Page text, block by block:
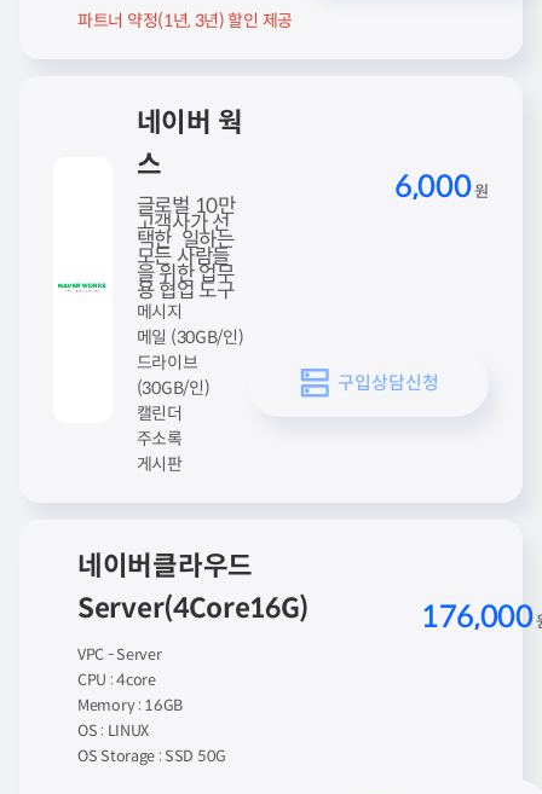
파트너 약정(1년, 3년) 할인 제공
네이버 웍
스
글로벌 10만
고객사가 선
택한 일하는
모든 사람들
을 위한 업무
용 협업 도구
메시지
메일 (30GB/인)
드라이브
(30GB/인)
캘린더
주소록
게시판
6,000원
구입상담신청
네이버클라우드
Server(4Core16G)
VPC - Server
CPU : 4core
Memory : 16GB
OS : LINUX
OS Storage : SSD 50G
176,000